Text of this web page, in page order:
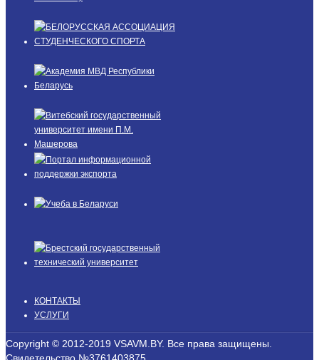
КОНТАКТЫ
УСЛУГИ
Copyright © 2012-2019 VSAVM.BY. Все права защищены.
Свидетельство №3761403875